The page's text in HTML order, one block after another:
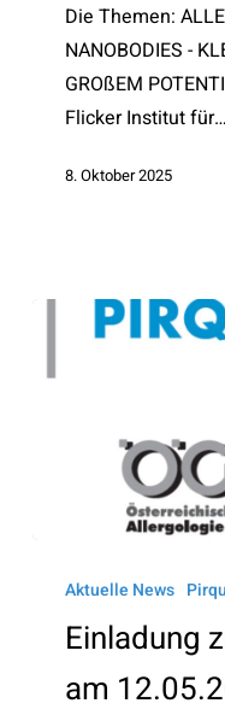
Die Themen:
NANOBODIES -
GROßEM
Flicker Institut für…
8. Oktober 2025
zum
Pirquet
Club
Aktuelle News
Einladung
am